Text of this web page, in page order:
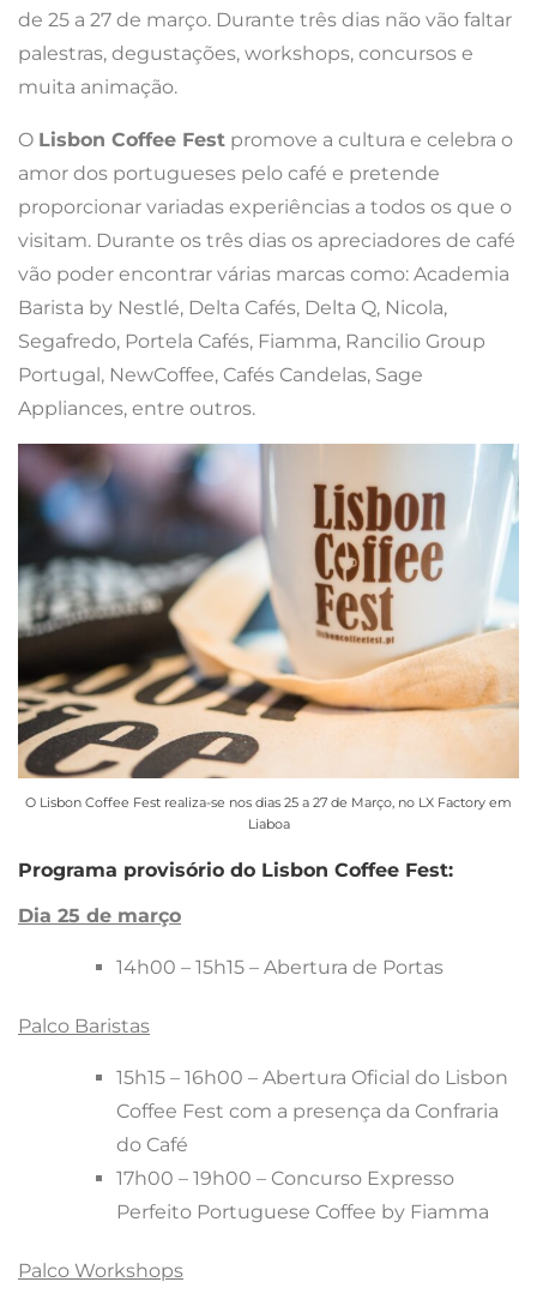
de 25 a 27 de março. Durante três dias não vão faltar
palestras, degustações, workshops, concursos e
muita animação.
O Lisbon Coffee Fest promove a cultura e celebra o
amor dos portugueses pelo café e pretende
proporcionar variadas experiências a todos os que o
visitam. Durante os três dias os apreciadores de café
vão poder encontrar várias marcas como: Academia
Barista by Nestlé, Delta Cafés, Delta Q, Nicola,
Segafredo, Portela Cafés, Fiamma, Rancilio Group
Portugal, NewCoffee, Cafés Candelas, Sage
Appliances, entre outros.
O Lisbon Coffee Fest realiza-se nos dias 25 a 27 de Março, no LX Factory em
Liaboa
Programa provisório do Lisbon Coffee Fest:
Dia 25 de março
14h00 – 15h15 – Abertura de Portas
Palco Baristas
15h15 – 16h00 – Abertura Oficial do Lisbon
Coffee Fest com a presença da Confraria
do Café
17h00 – 19h00 – Concurso Expresso
Perfeito Portuguese Coffee by Fiamma
Palco Workshops